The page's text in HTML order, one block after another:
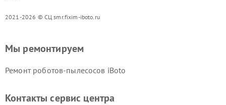
2021-2026 © СЦ smr.fixim-iboto.ru
Мы ремонтируем
Ремонт роботов-пылесосов iBoto
Контакты сервис центра